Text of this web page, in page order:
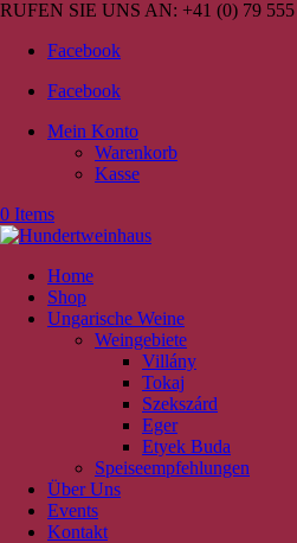
RUFEN SIE UNS AN: +41 (0) 79
Facebook
Facebook
Mein Konto
Warenkorb
Kasse
0 Items
Home
Shop
Ungarische Weine
Weingebiete
Villány
Tokaj
Szekszárd
Eger
Etyek Buda
Speiseempfehlungen
Über Uns
Events
Kontakt